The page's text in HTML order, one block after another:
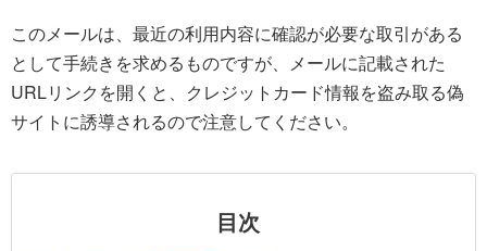
このメールは、最近の利用内容に確認が必要な取引がある
として手続きを求めるものですが、メールに記載された
URLリンクを開くと、クレジットカード情報を盗み取る偽
サイトに誘導されるので注意してください。
目次